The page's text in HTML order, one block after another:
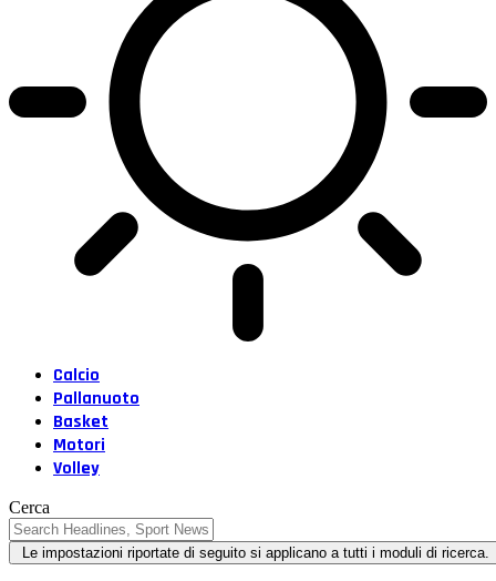
Calcio
Pallanuoto
Basket
Motori
Volley
Cerca